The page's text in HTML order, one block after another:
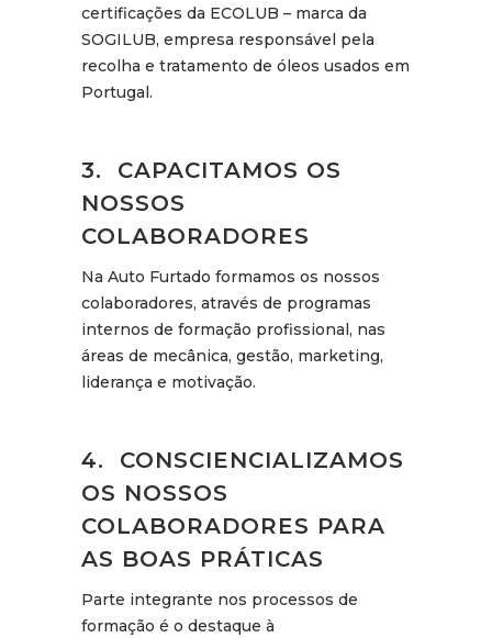
certificações da ECOLUB – marca da
SOGILUB, empresa responsável pela
recolha e tratamento de óleos usados em
Portugal.
3. CAPACITAMOS OS
NOSSOS
COLABORADORES
Na Auto Furtado formamos os nossos
colaboradores, através de programas
internos de formação profissional, nas
áreas de mecânica, gestão, marketing,
liderança e motivação.
4. CONSCIENCIALIZAMOS
OS NOSSOS
COLABORADORES PARA
AS BOAS PRÁTICAS
Parte integrante nos processos de
formação é o destaque à